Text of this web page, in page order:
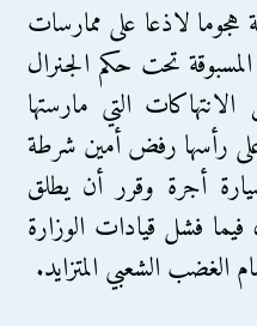
هجوما لاذعا على ممارسات
المسبوقة تحت حكم الجنرال
التي مارستها
رأسها رفض أمين شرطة
أجرة وقرر أن يطلق
فيما فشل قيادات الوزارة
الغضب الشعبي المتزايد.